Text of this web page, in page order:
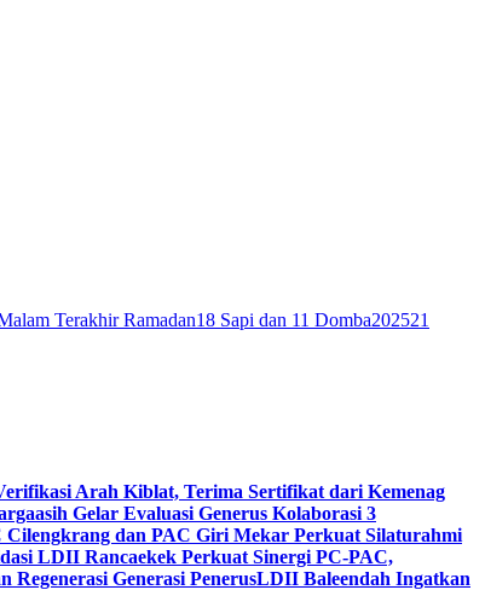
Terakhir Ramadan18 Sapi dan 11 Domba202521
Arah Kiblat, Terima Sertifikat dari Kemenag
Gelar Evaluasi Generus Kolaborasi 3
Cilengkrang dan PAC Giri Mekar Perkuat Silaturahmi
LDII Rancaekek Perkuat Sinergi PC-PAC,
Generasi PenerusLDII Baleendah Ingatkan